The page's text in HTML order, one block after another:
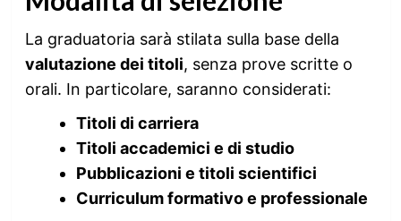
La graduatoria sarà stilata sulla base della
valutazione dei titoli, senza prove scritte o
orali. In particolare, saranno considerati:
Titoli di carriera
Titoli accademici e di studio
Pubblicazioni e titoli scientifici
Curriculum formativo e professionale